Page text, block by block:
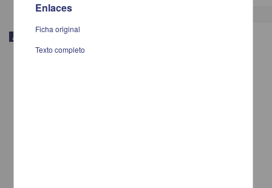
Artículo
Enlaces
Ficha original
Texto completo